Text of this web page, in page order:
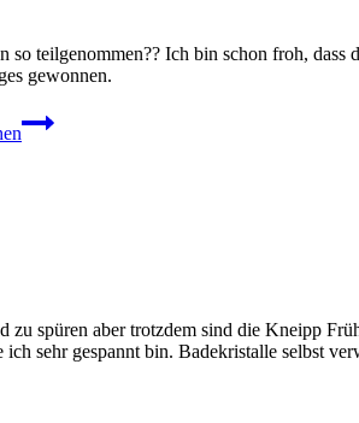
teilgenommen?? Ich bin schon froh,
gewonnen.
aber trotzdem sind die Kneipp
sehr gespannt bin. Badekristalle selbst